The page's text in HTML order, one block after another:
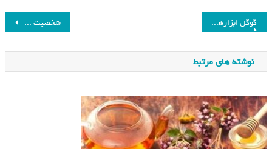
شخصیت ChatGPT به‌زودی از حالت آزاردهنده فعلی خارج خواهد شد_فرنگی گوگل ابزارهای هوش مصنوعی جدیدی برای یادگیری زبان معرفی کرد_فرنگی
نوشته های مرتبط